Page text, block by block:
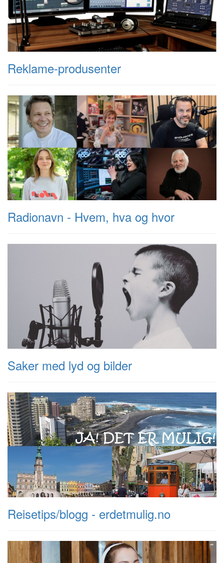
Reklame-produsenter
Radionavn - Hvem, hva og hvor
Saker med lyd og bilder
Reisetips/blogg - erdetmulig.no